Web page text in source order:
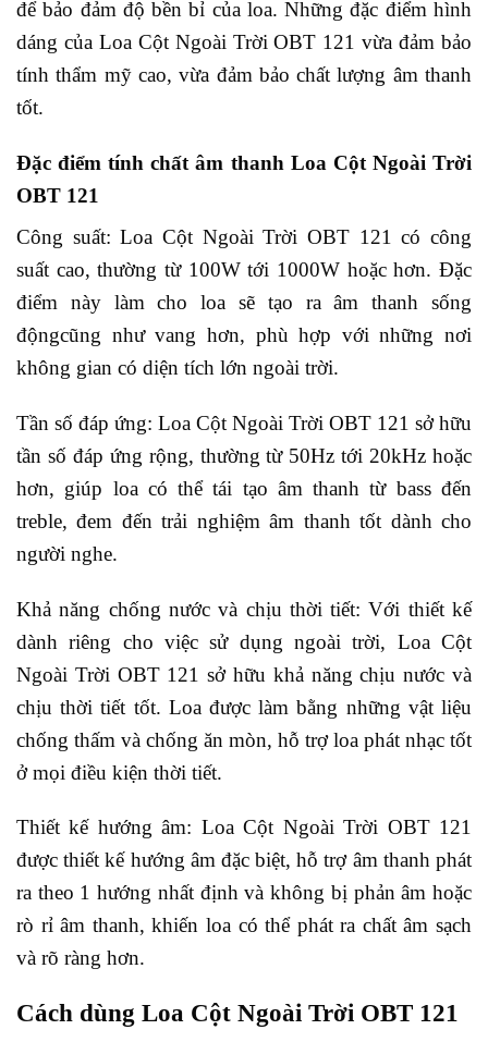
để bảo đảm độ bền bỉ của loa. Những đặc điểm hình
dáng của Loa Cột Ngoài Trời OBT 121 vừa đảm bảo
tính thẩm mỹ cao, vừa đảm bảo chất lượng âm thanh
tốt.
Đặc điểm tính chất âm thanh Loa Cột Ngoài Trời
OBT 121
Công suất: Loa Cột Ngoài Trời OBT 121 có công
suất cao, thường từ 100W tới 1000W hoặc hơn. Đặc
điểm này làm cho loa sẽ tạo ra âm thanh sống
độngcũng như vang hơn, phù hợp với những nơi
không gian có diện tích lớn ngoài trời.
Tần số đáp ứng: Loa Cột Ngoài Trời OBT 121 sở hữu
tần số đáp ứng rộng, thường từ 50Hz tới 20kHz hoặc
hơn, giúp loa có thể tái tạo âm thanh từ bass đến
treble, đem đến trải nghiệm âm thanh tốt dành cho
người nghe.
Khả năng chống nước và chịu thời tiết: Với thiết kế
dành riêng cho việc sử dụng ngoài trời, Loa Cột
Ngoài Trời OBT 121 sở hữu khả năng chịu nước và
chịu thời tiết tốt. Loa được làm bằng những vật liệu
chống thấm và chống ăn mòn, hỗ trợ loa phát nhạc tốt
ở mọi điều kiện thời tiết.
Thiết kế hướng âm: Loa Cột Ngoài Trời OBT 121
được thiết kế hướng âm đặc biệt, hỗ trợ âm thanh phát
ra theo 1 hướng nhất định và không bị phản âm hoặc
rò rỉ âm thanh, khiến loa có thể phát ra chất âm sạch
và rõ ràng hơn.
Cách dùng Loa Cột Ngoài Trời OBT 121